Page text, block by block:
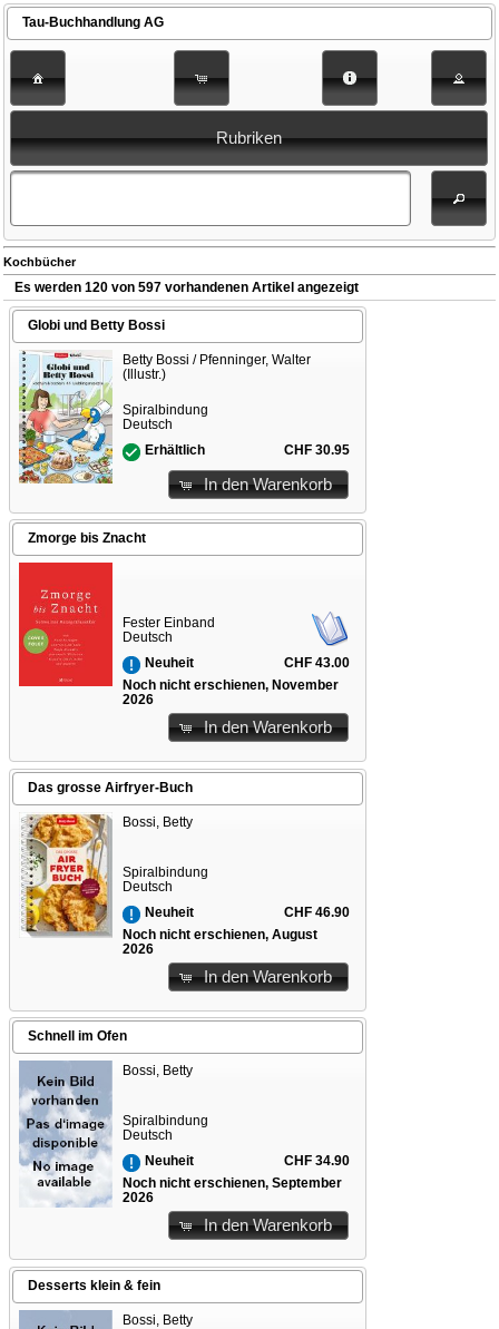
Tau-Buchhandlung AG
Rubriken
Kochbücher
Es werden 120 von 597 vorhandenen Artikel angezeigt
Globi und Betty Bossi
Betty Bossi / Pfenninger, Walter
(Illustr.)
Spiralbindung
Deutsch
Erhältlich
CHF 30.95
In den Warenkorb
Zmorge bis Znacht
Fester Einband
Deutsch
Neuheit
CHF 43.00
Noch nicht erschienen, November
2026
In den Warenkorb
Das grosse Airfryer-Buch
Bossi, Betty
Spiralbindung
Deutsch
Neuheit
CHF 46.90
Noch nicht erschienen, August
2026
In den Warenkorb
Schnell im Ofen
Bossi, Betty
Spiralbindung
Deutsch
Neuheit
CHF 34.90
Noch nicht erschienen, September
2026
In den Warenkorb
Desserts klein & fein
Bossi, Betty